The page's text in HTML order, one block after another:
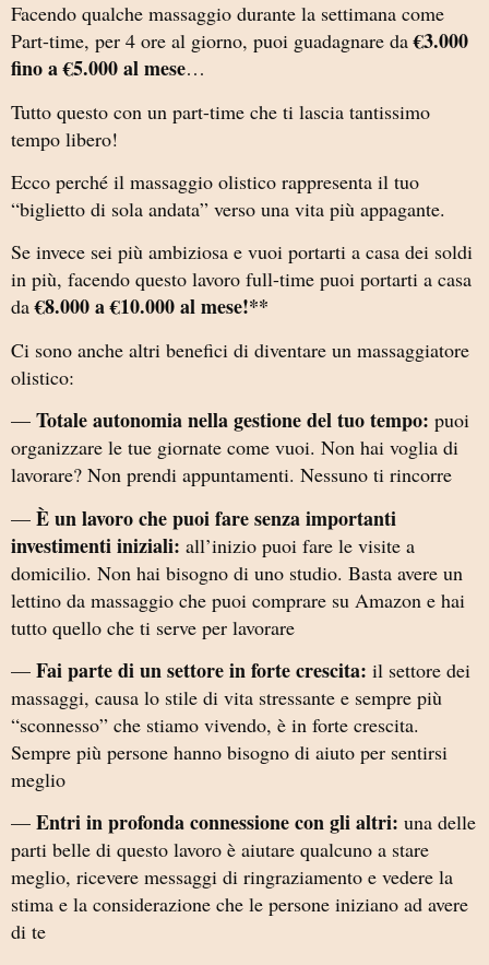
Facendo qualche massaggio durante la settimana come
Part-time, per 4 ore al giorno, puoi guadagnare da€3.000
fino a €5.000 al mese…
Tutto questo con un part-time che ti lascia tantissimo
tempo libero!
Ecco perché il massaggio olistico rappresenta il tuo
“biglietto di sola andata” verso una vita più appagante.
Se invece sei più ambiziosa e vuoi portarti a casa dei soldi
in più, facendo questo lavoro full-time puoi portarti a casa
da€8.000 a €10.000 al mese!**
Ci sono anche altri benefici di diventare un massaggiatore
olistico:
— Totale autonomia nella gestione del tuo tempo: puoi
organizzare le tue giornate come vuoi. Non hai voglia di
lavorare? Non prendi appuntamenti. Nessuno ti rincorre
— È un lavoro che puoi fare senza importanti
investimenti iniziali: all’inizio puoi fare le visite a
domicilio. Non hai bisogno di uno studio. Basta avere un
lettino da massaggio che puoi comprare su Amazon e hai
tutto quello che ti serve per lavorare
— Fai parte di un settore in forte crescita: il settore dei
massaggi, causa lo stile di vita stressante e sempre più
“sconnesso” che stiamo vivendo, è in forte crescita.
Sempre più persone hanno bisogno di aiuto per sentirsi
meglio
— Entri in profonda connessione con gli altri: una delle
parti belle di questo lavoro è aiutare qualcuno a stare
meglio, ricevere messaggi di ringraziamento e vedere la
stima e la considerazione che le persone iniziano ad avere
di te